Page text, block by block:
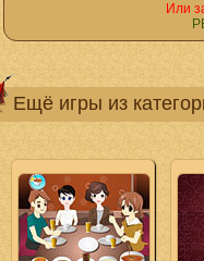
Или
Ещё игры из